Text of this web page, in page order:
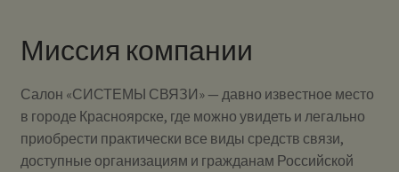
Миссия компании
Салон «СИСТЕМЫ СВЯЗИ» — давно известное место
в городе Красноярске, где можно увидеть и легально
приобрести практически все виды средств связи,
доступные организациям и гражданам Российской